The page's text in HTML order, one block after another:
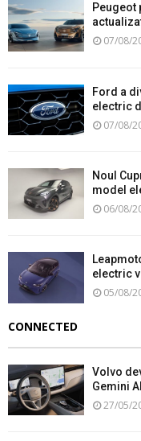
Peugeot
07/08/
Ford a
electric
07/08/
Noul
model
06/08/
electric
05/08/
CONNECTED
Volvo
Gemini
27/05/